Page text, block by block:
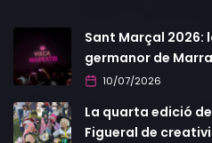
Sant Marçal
germanor de
10/07/2026
La quarta edició
Figueral de